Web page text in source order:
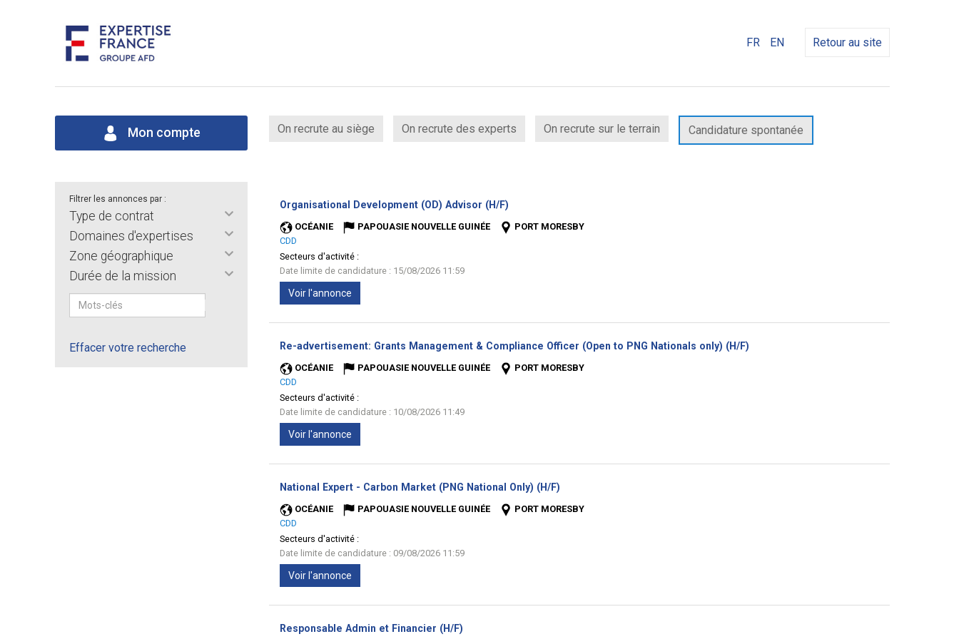
FR EN Retour au site
Mon compte On recrute au siège On recrute des experts On recrute sur le terrain Candidature spontanée
Filtrer les annonces par :
Type de contrat
Domaines d'expertises
Zone géographique
Durée de la mission
Effacer votre recherche
Organisational Development (OD) Advisor (H/F)
OCÉANIE PAPOUASIE NOUVELLE GUINÉE
PORT MORESBY
CDD
Secteurs d'activité :
Date limite de candidature : 15/08/2026 11:59
Voir l'annonce
Re-advertisement: Grants Management & Compliance Officer (Open to PNG Nationals only) (H/F)
OCÉANIE PAPOUASIE NOUVELLE GUINÉE
PORT MORESBY
CDD
Secteurs d'activité :
Date limite de candidature : 10/08/2026 11:49
Voir l'annonce
National Expert - Carbon Market (PNG National Only) (H/F)
OCÉANIE PAPOUASIE NOUVELLE GUINÉE
PORT MORESBY
CDD
Secteurs d'activité :
Date limite de candidature : 09/08/2026 11:59
Voir l'annonce
Responsable Admin et Financier (H/F)